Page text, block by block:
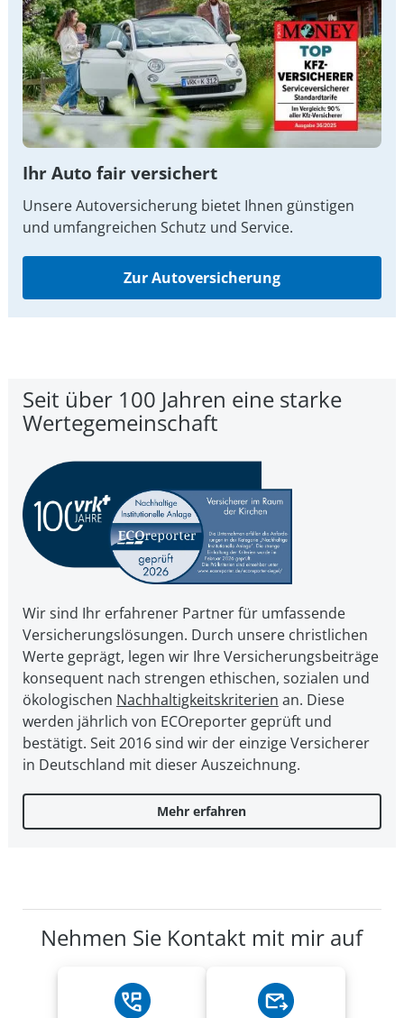
Ihr Auto fair versichert
Unsere Autoversicherung bietet Ihnen günstigen
und umfangreichen Schutz und Service.
Zur Autoversicherung
Seit über 100 Jahren eine starke
Wertegemeinschaft
Wir sind Ihr erfahrener Partner für umfassende
Versicherungslösungen. Durch unsere christ­li­chen
Werte geprägt, legen wir Ihre Ver­si­che­rungs­bei­trä­ge
kon­se­quent nach strengen ethischen, sozialen und
öko­lo­gi­schen Nach­hal­tig­keits­kri­te­ri­en an. Diese
werden jährlich von ECOreporter geprüft und
bestätigt. Seit 2016 sind wir der einzige Versicherer
in Deutschland mit dieser Auszeichnung.
Mehr erfahren
Nehmen Sie Kontakt mit mir auf